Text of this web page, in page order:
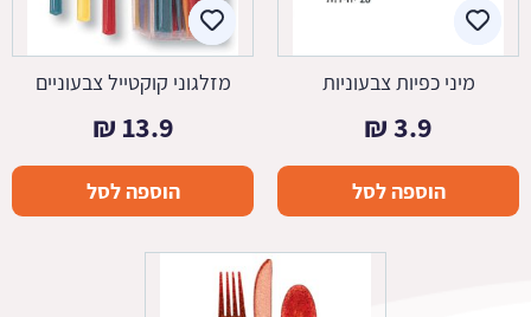
מיני כפיות צבעוניות
3.9
₪
הוספה לסל
מזלגוני קוקטייל צבעוניים
13.9
₪
הוספה לסל